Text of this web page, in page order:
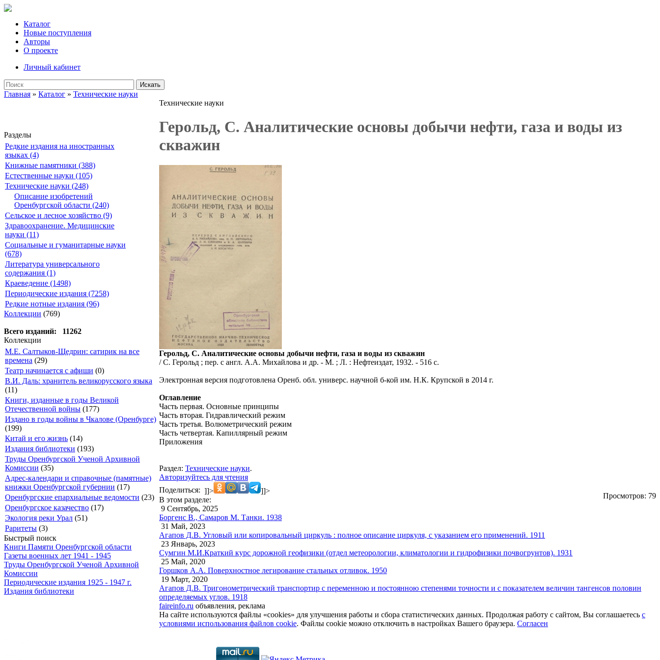
Каталог
Новые поступления
Авторы
О проекте
Личный кабинет
Искать
Главная » Каталог » Технические науки
Разделы
Редкие издания на иностранных
языках (4)
Книжные памятники (388)
Естественные науки (105)
Технические науки (248)
Описание изобретений
Оренбургской области (240)
Сельское и лесное хозяйство (9)
Здравоохранение. Медицинские
науки (11)
Социальные и гуманитарные науки
(678)
Литература универсального
содержания (1)
Краеведение (1498)
Периодические издания (7258)
Редкие нотные издания (96)
Коллекции (769)
Всего изданий: 11262
Коллекции
М.Е. Салтыков-Щедрин: сатирик на все
времена (29)
Театр начинается с афиши (0)
В.И. Даль: хранитель великорусского языка
(11)
Книги, изданные в годы Великой
Отечественной войны (177)
Издано в годы войны в Чкалове (Оренбурге)
(199)
Китай и его жизнь (14)
Издания библиотеки (193)
Труды Оренбургской Ученой Архивной
Комиссии (35)
Адрес-календари и справочные (памятные)
книжки Оренбургской губернии (17)
Оренбургские епархиальные ведомости (23)
Оренбургское казачество (17)
Экология реки Урал (51)
Раритеты (3)
Быстрый поиск
Книги Памяти Оренбургской области
Газеты военных лет 1941 - 1945
Труды Оренбургской Ученой Архивной
Комиссии
Периодические издания 1925 - 1947 г.
Издания библиотеки
Технические науки
Герольд, С. Аналитические основы добычи нефти, газа и воды из
скважин
Герольд, С. Аналитические основы добычи нефти, газа и воды из скважин
/ С. Герольд ; пер. с англ. А.А. Михайлова и др. - М. ; Л. : Нефтеиздат, 1932. - 516 с.
Электронная версия подготовлена Оренб. обл. универс. научной б-кой им. Н.К. Крупской в 2014 г.
Оглавление
Часть первая. Основные принципы
Часть вторая. Гидравлический режим
Часть третья. Волюметрический режим
Часть четвертая. Капиллярный режим
Приложения
Раздел: Технические науки.
Авторизуйтесь для чтения
Просмотров: 79
Поделиться: ]]>
]]>
В этом разделе:
9 Сентябрь, 2025
Боргенс В., Самаров М. Танки. 1938
31 Май, 2023
Агапов Д.В. Угловый или копировальный циркуль : полное описание циркуля, с указанием его применений. 1911
23 Январь, 2023
Сумгин М.И.Краткий курс дорожной геофизики (отдел метеорологии, климатологии и гидрофизики почвогрунтов). 1931
25 Май, 2020
Горшков А.А. Поверхностное легирование стальных отливок. 1950
19 Март, 2020
Агапов Д.В. Тригонометрический транспортир с переменною и постоянною степенями точности и с показателем величин тангенсов половин
определяемых углов. 1918
faireinfo.ru объявления, реклама
На сайте используются файлы «cookies» для улучшения работы и сбора статистических данных. Продолжая работу с сайтом, Вы соглашаетесь с
условиями использования файлов cookie. Файлы cookie можно отключить в настройках Вашего браузера. Согласен